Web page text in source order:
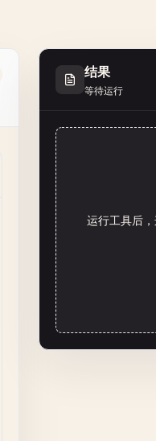
结果
等待运行
运行工具后